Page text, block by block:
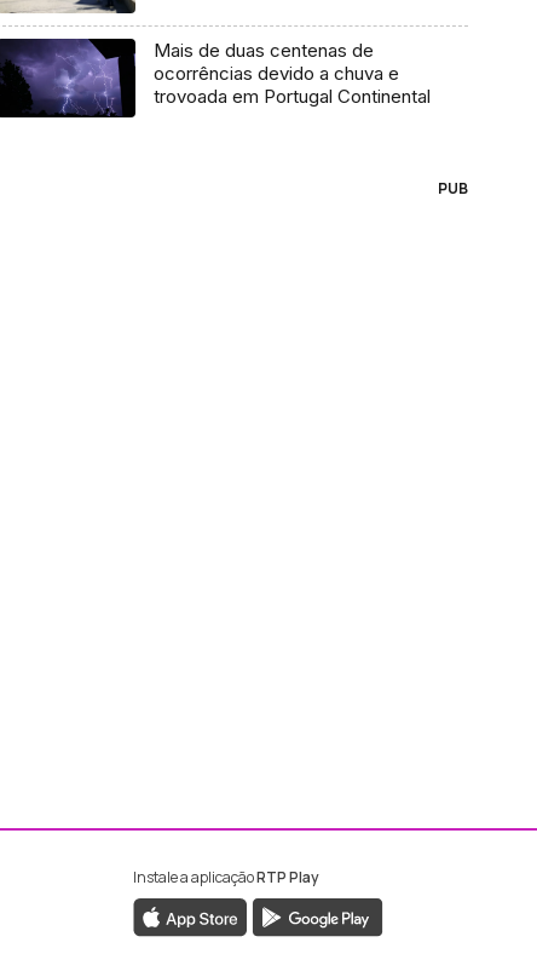
Mais de duas centenas de
ocorrências devido a chuva e
trovoada em Portugal Continental
PUB
da RTP Madeira
da RTP Madeira
Instale a aplicaçãoRTP Play